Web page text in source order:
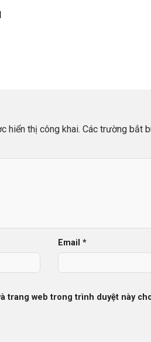
hiển thị công khai. Các trường bắt
Email*
trang web trong trình duyệt này